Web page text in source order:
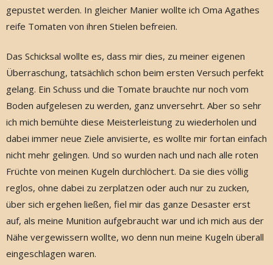
gepustet werden. In gleicher Manier wollte ich Oma Agathes
reife Tomaten von ihren Stielen befreien.
Das Schicksal wollte es, dass mir dies, zu meiner eigenen
Überraschung, tatsächlich schon beim ersten Versuch perfekt
gelang. Ein Schuss und die Tomate brauchte nur noch vom
Boden aufgelesen zu werden, ganz unversehrt. Aber so sehr
ich mich bemühte diese Meisterleistung zu wiederholen und
dabei immer neue Ziele anvisierte, es wollte mir fortan einfach
nicht mehr gelingen. Und so wurden nach und nach alle roten
Früchte von meinen Kugeln durchlöchert. Da sie dies völlig
reglos, ohne dabei zu zerplatzen oder auch nur zu zucken,
über sich ergehen ließen, fiel mir das ganze Desaster erst
auf, als meine Munition aufgebraucht war und ich mich aus der
Nähe vergewissern wollte, wo denn nun meine Kugeln überall
eingeschlagen waren.